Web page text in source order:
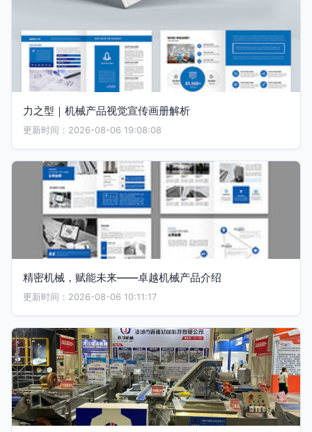
力之型｜机械产品视觉宣传画册解析
更新时间：2026-08-06 19:08:08
精密机械，赋能未来——卓越机械产品介绍
更新时间：2026-08-06 10:11:17